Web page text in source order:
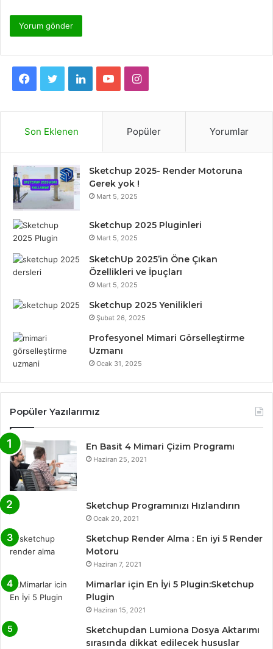
c
e
b
o
o
i
t
t
e
r
L
k
e
d
T
u
b
e
I
s
t
a
r
m
Son Eklenen Popüler Yorumlar
Sketchup 2025- Render Motoruna
Gerek yok !
Mart 5, 2025
Sketchup 2025 Pluginleri
Mart 5, 2025
SketchUp 2025’in Öne Çıkan
Özellikleri ve İpuçları
Mart 5, 2025
Sketchup 2025 Yenilikleri
Şubat 26, 2025
Profesyonel Mimari Görselleştirme
Uzmanı
Ocak 31, 2025
Popüler Yazılarımız
En Basit 4 Mimari Çizim Programı
Haziran 25, 2021
Sketchup Programınızı Hızlandırın
Ocak 20, 2021
Sketchup Render Alma : En iyi 5 Render
Motoru
Haziran 7, 2021
Mimarlar için En İyi 5 Plugin:Sketchup
Plugin
Haziran 15, 2021
Sketchupdan Lumiona Dosya Aktarımı
sırasında dikkat edilecek hususlar